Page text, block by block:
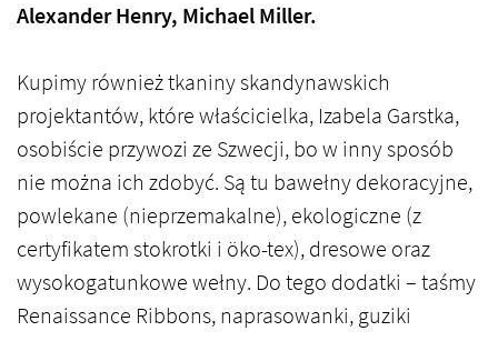
Alexander Henry, Michael Miller.
Kupimy również tkaniny skandynawskich
projektantów, które właścicielka, Izabela Garstka,
osobiście przywozi ze Szwecji, bo w inny sposób
nie można ich zdobyć. Są tu bawełny dekoracyjne,
powlekane (nieprzemakalne), ekologiczne (z
certyfikatem stokrotki i öko-tex), dresowe oraz
wysokogatunkowe wełny. Do tego dodatki – taśmy
Renaissance Ribbons, naprasowanki, guziki